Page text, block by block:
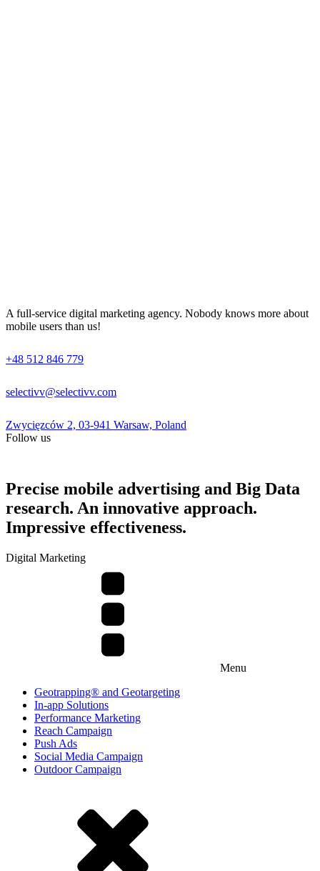
A full-service digital marketing agency. Nobody knows more about
mobile users than us!
+48 512 846 779
selectivv@selectivv.com
Zwycięzców 2, 03-941 Warsaw, Poland
Follow us
Precise mobile advertising and Big Data
research. An innovative approach.
Impressive effectiveness.
Digital Marketing
Menu
Geotrapping® and Geotargeting
In-app Solutions
Performance Marketing
Reach Campaign
Push Ads
Social Media Campaign
Outdoor Campaign